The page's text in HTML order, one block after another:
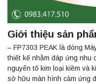
Giới thiệu sản
– FP7303 PEAK là dòng
thiết kế nhằm đáp ứng nhu
nguyên tố kim loại kiềm và
sở hữu màn hình cảm ứng